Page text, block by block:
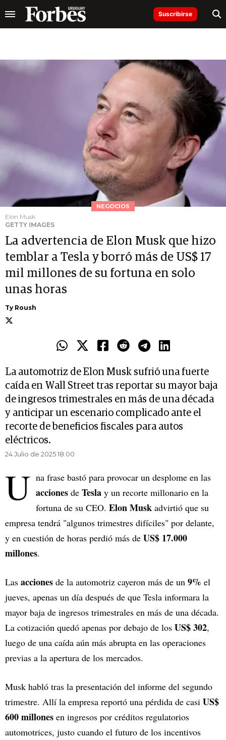
Suscribirse
NEGOCIOS
Elon Musk
GETTY IMAGES
La advertencia de Elon Musk que hizo
temblar a Tesla y borró más de US$ 17
mil millones de su fortuna en solo
unas horas
Ty Roush
La automotriz de Elon Musk sufrió una fuerte
caída en Wall Street tras reportar su mayor baja
de ingresos trimestrales en más de una década
y anticipar un escenario complicado ante el
recorte de beneficios fiscales para autos
eléctricos.
24 Julio de 2025 18.00
U na frase bastó para provocar un desplome en las
acciones de Tesla y un recorte millonario en la
fortuna de su CEO. Elon Musk advirtió que su
empresa tendrá "algunos trimestres difíciles" por delante,
y en cuestión de horas perdió más de US$ 17.000
millones.
Las acciones de la automotriz cayeron más de un 9% el
jueves, apenas un día después de que Tesla informara la
mayor baja de ingresos trimestrales en más de una década.
La cotización quedó apenas por debajo de los US$ 302,
luego de una caída aún más abrupta en las operaciones
previas a la apertura de los mercados.
Musk habló tras la presentación del informe del segundo
trimestre. Allí la empresa reportó una pérdida de casi US$
600 millones en ingresos por créditos regulatorios
automotrices, justo cuando el futuro de los incentivos